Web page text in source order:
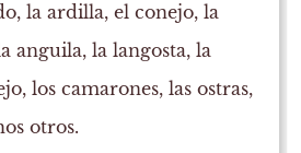
la ardilla, el conejo, la
anguila, la langosta, la
los camarones, las ostras,
otros.